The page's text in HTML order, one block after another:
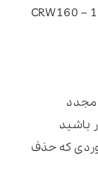
مجدد
باشید
که حذف